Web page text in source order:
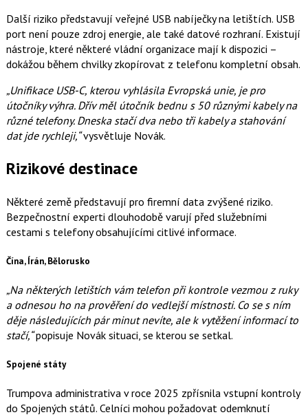
Další riziko představují veřejné USB nabíječky na letištích. USB
port není pouze zdroj energie, ale také datové rozhraní. Existují
nástroje, které některé vládní organizace mají k dispozici –
dokážou během chvilky zkopírovat z telefonu kompletní obsah.
„Unifikace USB-C, kterou vyhlásila Evropská unie, je pro
útočníky výhra. Dřív měl útočník bednu s 50 různými kabely na
různé telefony. Dneska stačí dva nebo tři kabely a stahování
dat jde rychleji,“vysvětluje Novák.
Rizikové destinace
Některé země představují pro firemní data zvýšené riziko.
Bezpečnostní experti dlouhodobě varují před služebními
cestami s telefony obsahujícími citlivé informace.
Čína, Írán, Bělorusko
„Na některých letištích vám telefon při kontrole vezmou z ruky
a odnesou ho na prověření do vedlejší místnosti. Co se s ním
děje následujících pár minut nevíte, ale k vytěžení informací to
stačí,“popisuje Novák situaci, se kterou se setkal.
Spojené státy
Trumpova administrativa v roce 2025 zpřísnila vstupní kontroly
do Spojených států. Celníci mohou požadovat odemknutí